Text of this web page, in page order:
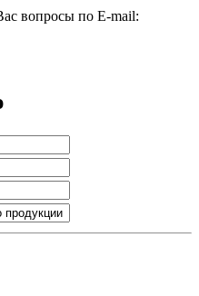
вопросы по E-mail: